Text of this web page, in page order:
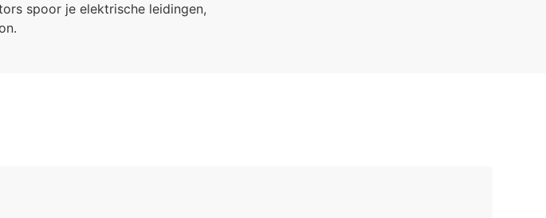
spoor je elektrische leidingen,